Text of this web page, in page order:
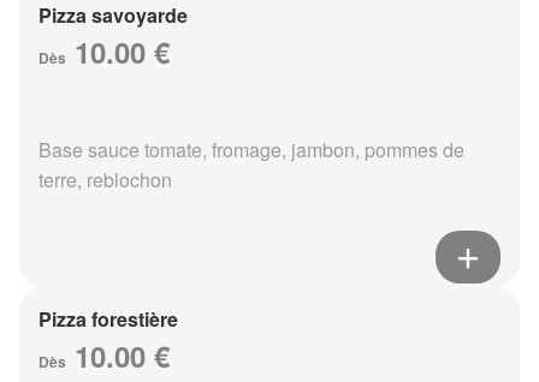
Pizza savoyarde
Dès 10.00 €
Base sauce tomate, fromage, jambon, pommes de
terre, reblochon
Pizza forestière
Dès 10.00 €